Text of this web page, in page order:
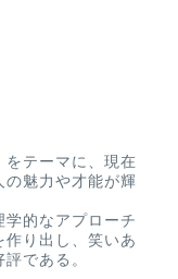
をテーマに、現在
の魅力や才能が輝
的なアプローチ
り出し、笑いあ
である。